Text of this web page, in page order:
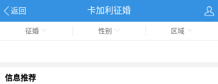
返回 卡加利征婚
征婚 性别 区域
信息推荐